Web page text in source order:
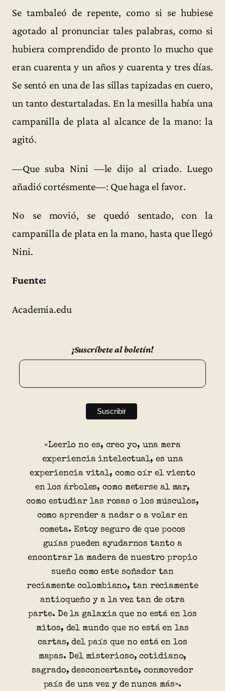
Se tambaleó de repente, como si se hubiese
agotado al pronunciar tales palabras, como si
hubiera comprendido de pronto lo mucho que
eran cuarenta y un años y cuarenta y tres días.
Se sentó en una de las sillas tapizadas en cuero,
un tanto destartaladas. En la mesilla había una
campanilla de plata al alcance de la mano: la
agitó.
—Que suba Nini —le dijo al criado. Luego
añadió cortésmente—: Que haga el favor.
No se movió, se quedó sentado, con la
campanilla de plata en la mano, hasta que llegó
Nini.
Fuente:
Academia.edu
¡Suscríbete al boletín!
«Leerlo no es, creo yo, una mera
experiencia intelectual, es una
experiencia vital, como oír el viento
en los árboles, como meterse al mar,
como estudiar las rosas o los músculos,
como aprender a nadar o a volar en
cometa. Estoy seguro de que pocos
guías pueden ayudarnos tanto a
encontrar la madera de nuestro propio
sueño como este soñador tan
reciamente colombiano, tan reciamente
antioqueño y a la vez tan de otra
parte. De la galaxia que no está en los
mitos, del mundo que no está en las
cartas, del país que no está en los
mapas. Del misterioso, cotidiano,
sagrado, desconcertante, conmovedor
país de una vez y de nunca más».